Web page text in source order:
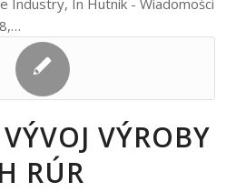
Industry, In Hutnik - Wiadomości
VÝROBY
RÚR